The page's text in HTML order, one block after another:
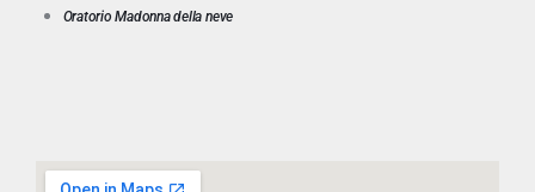
Oratorio Madonna della neve